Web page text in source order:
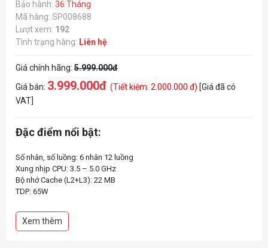
Bảo hành: 36 Tháng
Mã hàng: SP008688
Lượt xem: 192
Tình trạng hàng: Liên hệ
Giá chính hãng: 5.999.000đ
Giá bán: 3.999.000đ (Tiết kiệm: 2.000.000 đ) [Giá đã có
VAT]
Đặc điểm nổi bật:
Số nhân, số luồng: 6 nhân 12 luồng
Xung nhịp CPU: 3.5 – 5.0 GHz
Bộ nhớ Cache (L2+L3): 22 MB
TDP: 65W
Bus ram hỗ trợ: Up to 5200MT/s
Xem thêm